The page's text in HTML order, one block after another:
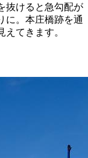
抜けると急勾配が
に。本庄橋跡を通
てきます。